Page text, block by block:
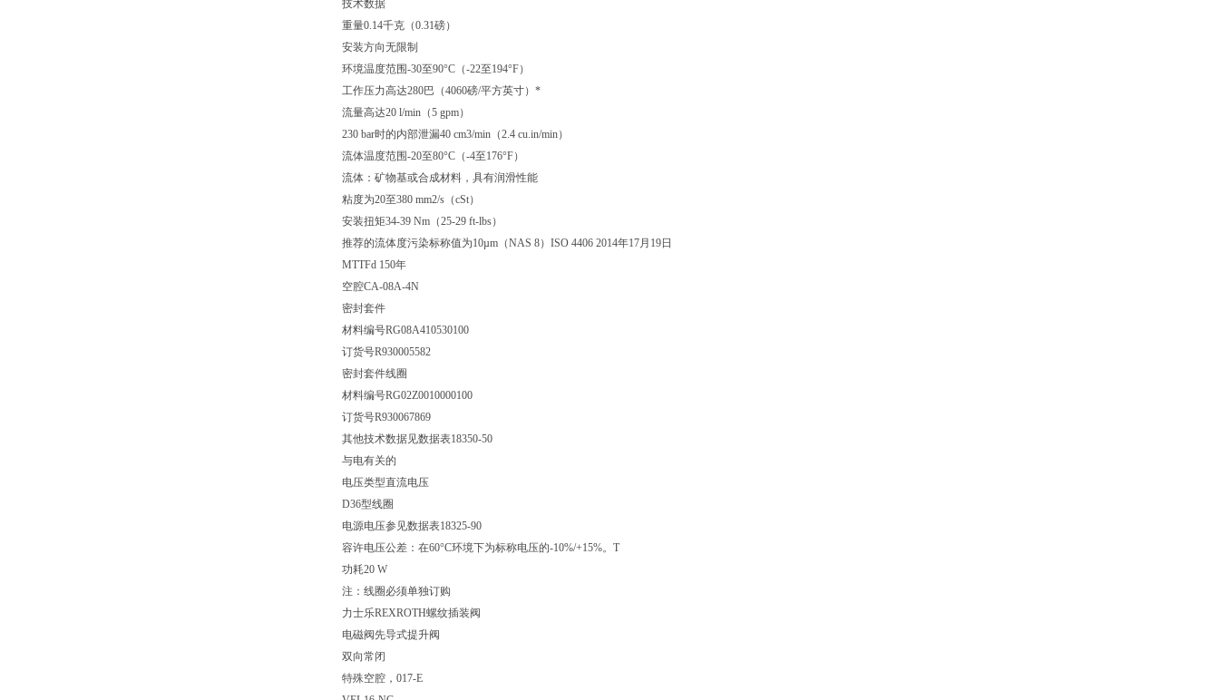
技术数据
重量0.14千克（0.31磅）
安装方向无限制
环境温度范围-30至90°C（-22至194°F）
工作压力高达280巴（4060磅/平方英寸）*
流量高达20 l/min（5 gpm）
230 bar时的内部泄漏40 cm3/min（2.4 cu.in/min）
流体温度范围-20至80°C（-4至176°F）
流体：矿物基或合成材料，具有润滑性能
粘度为20至380 mm2/s（cSt）
安装扭矩34-39 Nm（25-29 ft-lbs）
推荐的流体度污染标称值为10µm（NAS 8）ISO 4406 2014年17月19日
MTTFd 150年
空腔CA-08A-4N
密封套件
材料编号RG08A410530100
订货号R930005582
密封套件线圈
材料编号RG02Z0010000100
订货号R930067869
其他技术数据见数据表18350-50
与电有关的
电压类型直流电压
D36型线圈
电源电压参见数据表18325-90
容许电压公差：在60°C环境下为标称电压的-10%/+15%。T
功耗20 W
注：线圈必须单独订购
力士乐REXROTH螺纹插装阀
电磁阀先导式提升阀
双向常闭
特殊空腔，017-E